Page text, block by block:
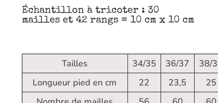
Échantillon à tricoter : 30
mailles et 42 rangs = 10 cm x 10 cm
Tailles 34/35 36/37
38/
Longueur pied en cm
22 23,5
25